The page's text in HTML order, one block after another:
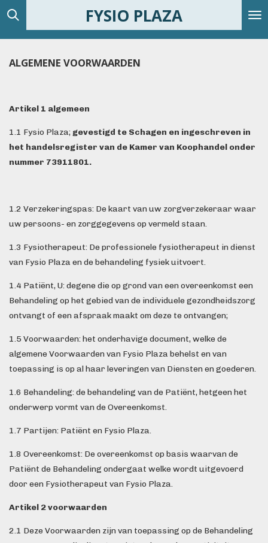
Ga
de
FYSIO PLAZA
ALGEMENE VOORWAARDEN
Artikel 1 algemeen
1.1 Fysio Plaza; gevestigd te Schagen en ingeschreven in
het handelsregister van de Kamer van Koophandel onder
nummer 73911801.
1.2 Verzekeringspas: De kaart van uw zorgverzekeraar waar
uw persoons- en zorggegevens op vermeld staan.
1.3 Fysiotherapeut: De professionele fysiotherapeut in dienst
van Fysio Plaza en de behandeling fysiek uitvoert.
1.4 Patiënt, U: degene die op grond van een overeenkomst een
Behandeling op het gebied van de individuele gezondheidszorg
ontvangt of een afspraak maakt om deze te ontvangen;
1.5 Voorwaarden: het onderhavige document, welke de
algemene Voorwaarden van Fysio Plaza behelst en van
toepassing is op al haar leveringen van Diensten en goederen.
1.6 Behandeling: de behandeling van de Patiënt, hetgeen het
onderwerp vormt van de Overeenkomst.
1.7 Partijen: Patiënt en Fysio Plaza.
1.8 Overeenkomst: De overeenkomst op basis waarvan de
Patiënt de Behandeling ondergaat welke wordt uitgevoerd
door een Fysiotherapeut van Fysio Plaza.
Artikel 2 voorwaarden
2.1 Deze Voorwaarden zijn van toepassing op de Behandeling